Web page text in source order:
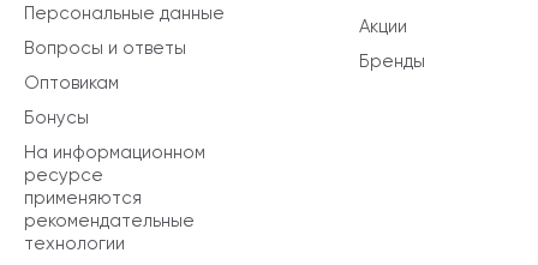
Акции
Бренды
Персональные данные
Вопросы и ответы
Оптовикам
Бонусы
На информационном
ресурсе
применяются
рекомендательные
технологии